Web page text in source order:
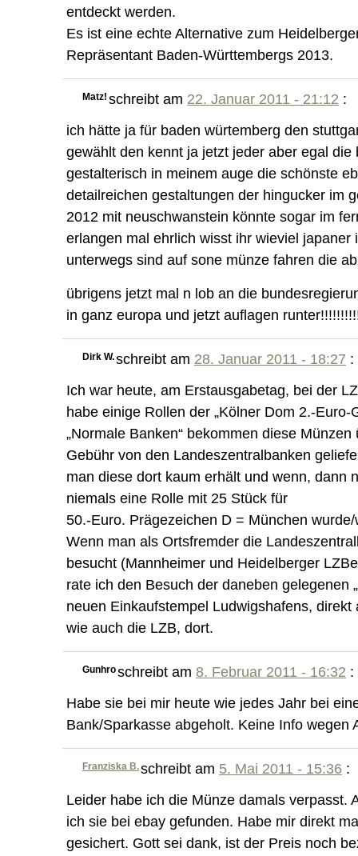
entdeckt werden.
Es ist eine echte Alternative zum
Repräsentant Baden-Württembergs 2013.
Matz! schreibt am 22. Januar 2011 - 21:12 :
ich hätte ja für baden würtemberg den
gewählt den kennt ja jetzt jeder aber egal die
gestalterisch in meinem auge die schönste
detailreichen gestaltungen der hingucker im
2012 mit neuschwanstein könnte sogar im
erlangen mal ehrlich wisst ihr wieviel japaner
unterwegs sind auf sone münze fahren die
übrigens jetzt mal n lob an die
in ganz europa und jetzt auflagen
Dirk W.schreibt am 28. Januar 2011 - 18:27 :
Ich war heute, am Erstausgabetag, bei der
habe einige Rollen der „Kölner Dom 2.-Euro-
„Normale Banken“ bekommen diese
Gebühr von den Landeszentralbanken
man diese dort kaum erhält und wenn, dann
niemals eine Rolle mit 25 Stück für
50.-Euro. Prägezeichen D = München
Wenn man als Ortsfremder die
besucht (Mannheimer und Heidelberger
rate ich den Besuch der daneben gelegenen
neuen Einkaufstempel Ludwigshafens,
wie auch die LZB, dort.
Gunhroschreibt am 8. Februar 2011 - 16:32 :
Habe sie bei mir heute wie jedes Jahr bei
Bank/Sparkasse abgeholt. Keine Info wegen
Franziska B.schreibt am 5. Mai 2011 - 15:36 :
Leider habe ich die Münze damals verpasst.
ich sie bei ebay gefunden. Habe mir direkt
gesichert. Gott sei dank, ist der Preis noch